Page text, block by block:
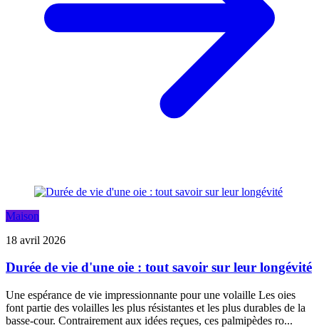
Maison
18 avril 2026
Durée de vie d'une oie : tout savoir sur leur longévité
Une espérance de vie impressionnante pour une volaille Les oies
font partie des volailles les plus résistantes et les plus durables de la
basse-cour. Contrairement aux idées reçues, ces palmipèdes ro...